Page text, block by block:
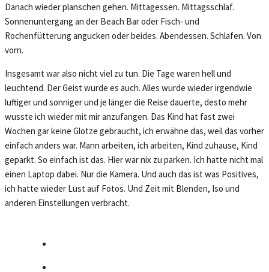
Danach wieder planschen gehen. Mittagessen. Mittagsschlaf.
Sonnenuntergang an der Beach Bar oder Fisch- und
Rochenfütterung angucken oder beides. Abendessen. Schlafen. Von
vorn.
Insgesamt war also nicht viel zu tun. Die Tage waren hell und
leuchtend. Der Geist wurde es auch. Alles wurde wieder irgendwie
luftiger und sonniger und je länger die Reise dauerte, desto mehr
wusste ich wieder mit mir anzufangen. Das Kind hat fast zwei
Wochen gar keine Glotze gebraucht, ich erwähne das, weil das vorher
einfach anders war. Mann arbeiten, ich arbeiten, Kind zuhause, Kind
geparkt. So einfach ist das. Hier war nix zu parken. Ich hatte nicht mal
einen Laptop dabei. Nur die Kamera. Und auch das ist was Positives,
ich hatte wieder Lust auf Fotos. Und Zeit mit Blenden, Iso und
anderen Einstellungen verbracht.